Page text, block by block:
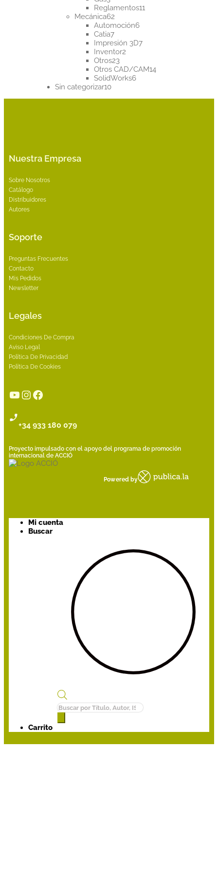
productos
Reglamentos1111
Mecánica6262
productos
Automoción66
Catia77
productos
Impresión 3D77
Inventor22
Otros2323
productos
Otros CAD/CAM1414
SolidWorks66
Sin categorizar1010
Nuestra Empresa
Sobre Nosotros
Catálogo
Distribuidores
Autores
Soporte
Preguntas Frecuentes
Contacto
Mis Pedidos
Newsletter
Legales
Condiciones De Compra
Aviso Legal
Política De Privacidad
Política De Cookies
YouTube
Instagram
Facebook
+34 933 180 079
Proyecto impulsado con el apoyo del programa de promoción
internacional de ACCIÓ
Powered by
Mi cuenta
Buscar
Búsqueda
de
productos
Carrito